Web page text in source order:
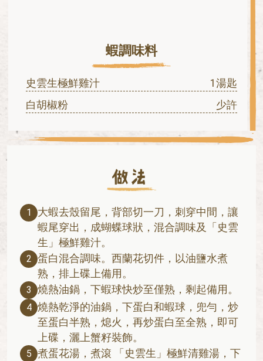
蝦調味料
史雲生極鮮雞汁
1湯匙
白胡椒粉
少許
1
大蝦去殼留尾，背部切一刀，刺穿中間，讓
蝦尾穿出，成蝴蝶球狀，混合調味及「史雲
生」極鮮雞汁。
2 蛋白混合調味。西蘭花切件，以油鹽水煮
熟，排上碟上備用。
3 燒熱油鍋，下蝦球快炒至僅熟，剩起備用。
4 燒熱乾淨的油鍋，下蛋白和蝦球，兜勻，炒
至蛋白半熟，熄火，再炒蛋白至全熟，即可
上碟，灑上蟹籽裝飾。
5 煮蛋花湯，煮滾 「史雲生」極鮮清雞湯，下